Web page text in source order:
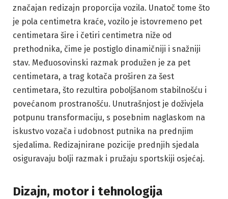
značajan redizajn proporcija vozila. Unatoč tome što
je pola centimetra kraće, vozilo je istovremeno pet
centimetara šire i četiri centimetra niže od
prethodnika, čime je postiglo dinamičniji i snažniji
stav. Međuosovinski razmak produžen je za pet
centimetara, a trag kotača proširen za šest
centimetara, što rezultira poboljšanom stabilnošću i
povećanom prostranošću. Unutrašnjost je doživjela
potpunu transformaciju, s posebnim naglaskom na
iskustvo vozača i udobnost putnika na prednjim
sjedalima. Redizajnirane pozicije prednjih sjedala
osiguravaju bolji razmak i pružaju sportskiji osjećaj.
Dizajn, motor i tehnologija